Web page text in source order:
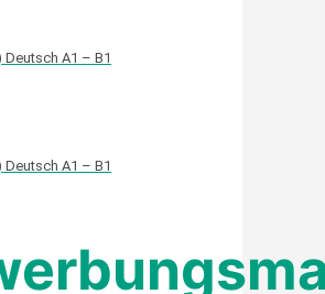
A1 – B1
A1 – B1